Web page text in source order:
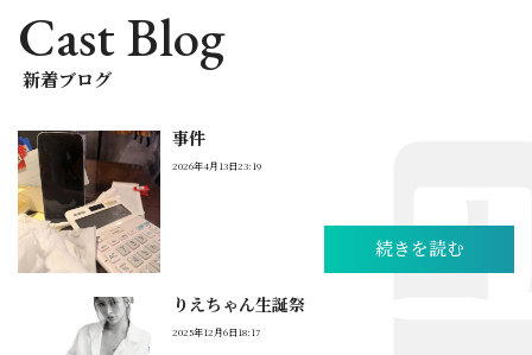
Cast Blog
新着ブログ
事件
2026年4月13日23:19
続きを読む
りえちゃん生誕祭
2025年12月6日18:17